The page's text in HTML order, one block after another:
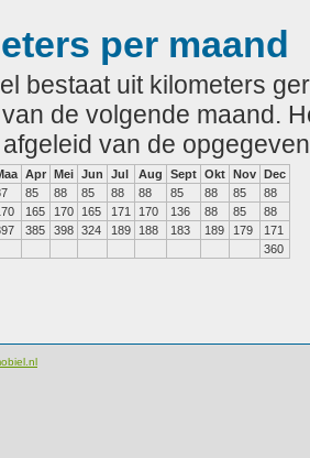
per maand
bestaat uit kilometers
de volgende maand.
van de
Apr Mei Jun Jul Aug Sept Okt Nov Dec
85 88 85 88 88 85 88 85
88
165 170 165 171 170 136 88 85
88
385 398 324 189 188 183 189 179
171
360